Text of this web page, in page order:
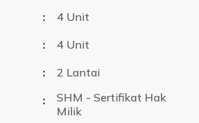
:
4 Unit
:
4 Unit
:
2 Lantai
:
SHM - Sertifikat Hak
Milik